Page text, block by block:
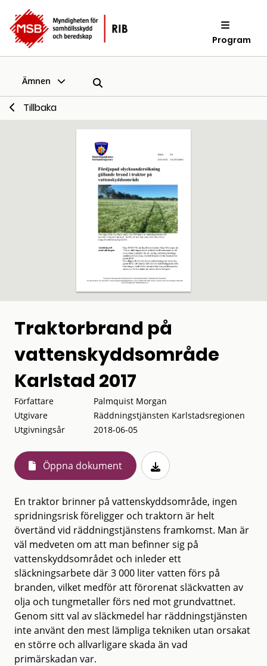
Program
Ämnen
Tillbaka
Traktorbrand på
vattenskyddsområde
Karlstad 2017
Författare
Palmquist Morgan
Utgivare
Räddningstjänsten Karlstadsregionen
Utgivningsår
2018-06-05
Öppna dokument
En traktor brinner på vattenskyddsområde, ingen
spridningsrisk föreligger och traktorn är helt
övertänd vid räddningstjänstens framkomst. Man är
väl medveten om att man befinner sig på
vattenskyddsområdet och inleder ett
släckningsarbete där 3 000 liter vatten förs på
branden, vilket medför att förorenat släckvatten av
olja och tungmetaller förs ned mot grundvattnet.
Genom sitt val av släckmedel har räddningstjänsten
inte använt den mest lämpliga tekniken utan orsakat
en större och allvarligare skada än vad
primärskadan var.